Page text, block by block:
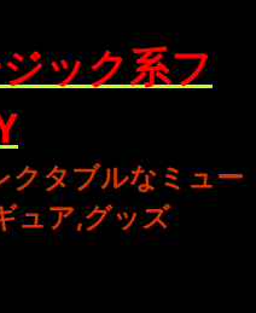
ック系フ
クタブルなミュー
ュア,グッズ